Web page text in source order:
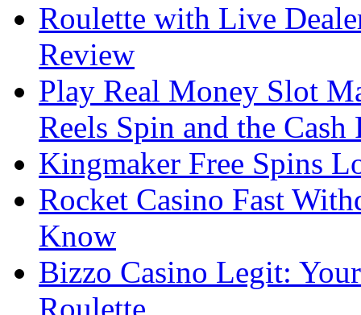
Roulette with Live
Review
Play Real Money Slot
Reels Spin and the Cash
Kingmaker Free Spins
Rocket Casino Fast
Know
Bizzo Casino Legit: